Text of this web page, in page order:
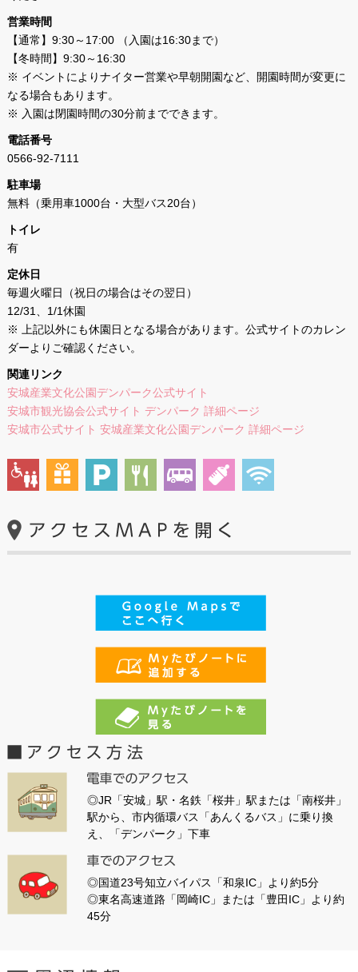
営業時間
【通常】9:30～17:00 （入園は16:30まで）
【冬時間】9:30～16:30
※ イベントによりナイター営業や早朝開園など、開園時間が変更に
なる場合もあります。
※ 入園は閉園時間の30分前までできます。
電話番号
0566-92-7111
駐車場
無料（乗用車1000台・大型バス20台）
トイレ
有
定休日
毎週火曜日（祝日の場合はその翌日）
12/31、1/1休園
※ 上記以外にも休園日となる場合があります。公式サイトのカレン
ダーよりご確認ください。
関連リンク
安城産業文化公園デンパーク公式サイト
安城市観光協会公式サイト デンパーク 詳細ページ
安城市公式サイト 安城産業文化公園デンパーク 詳細ページ
◎JR「安城」駅・名鉄「桜井」駅または「南桜井」
駅から、市内循環バス「あんくるバス」に乗り換
え、「デンパーク」下車
◎国道23号知立バイパス「和泉IC」より約5分
◎東名高速道路「岡崎IC」または「豊田IC」より約
45分